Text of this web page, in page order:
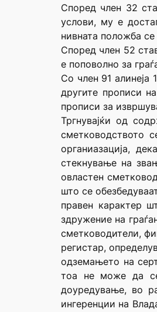
Според член 32
услови, му е
нивната положба
Според член 52
е поповолно за
Со член 91 алинеја
другите прописи
прописи за
Тргнувајќи од
сметководството
органиазација,
стекнување на
овластен
што се
правен карактер
здружение на
сметководители,
регистар,
одземањето на
тоа не може да се
доуредување, во
ингеренции на